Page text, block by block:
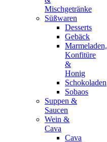
Mischgetränke
Süßwaren
Desserts
Gebäck
Marmeladen,
Konfitüre
&
Honig
Schokoladen
Sobaos
Suppen &
Saucen
Wein &
Cava
Cava